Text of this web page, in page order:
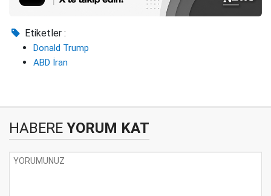
Etiketler :
Donald Trump
ABD İran
HABERE YORUM KAT